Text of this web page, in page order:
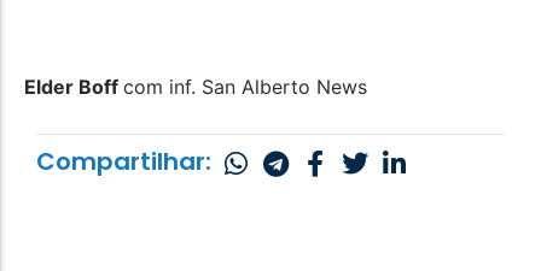
Elder Boff com inf. San Alberto News
Compartilhar: